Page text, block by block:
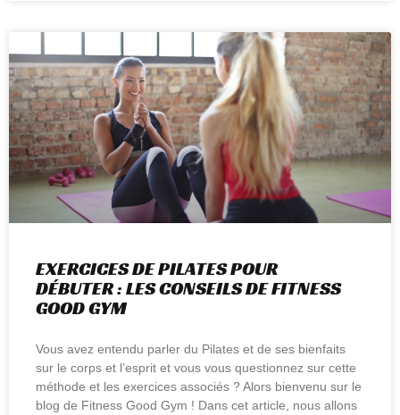
EXERCICES DE PILATES POUR
DÉBUTER : LES CONSEILS DE FITNESS
GOOD GYM
Vous avez entendu parler du Pilates et de ses bienfaits
sur le corps et l’esprit et vous vous questionnez sur cette
méthode et les exercices associés ? Alors bienvenu sur le
blog de Fitness Good Gym ! Dans cet article, nous allons